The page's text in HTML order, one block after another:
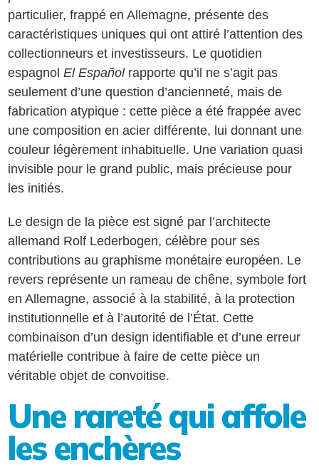
particulier, frappé en Allemagne, présente des
caractéristiques uniques qui ont attiré l’attention des
collectionneurs et investisseurs. Le quotidien
espagnolEl Españolrapporte qu’il ne s’agit pas
seulement d’une question d’ancienneté, mais de
fabrication atypique : cette pièce a été frappée avec
une composition en acier différente, lui donnant une
couleur légèrement inhabituelle. Une variation quasi
invisible pour le grand public, mais précieuse pour
les initiés.
Le design de la pièce est signé par l’architecte
allemand Rolf Lederbogen, célèbre pour ses
contributions au graphisme monétaire européen. Le
revers représente un rameau de chêne, symbole fort
en Allemagne, associé à la stabilité, à la protection
institutionnelle et à l’autorité de l’État. Cette
combinaison d’un design identifiable et d’une erreur
matérielle contribue à faire de cette pièce un
véritable objet de convoitise.
Une rareté qui affole
les enchères